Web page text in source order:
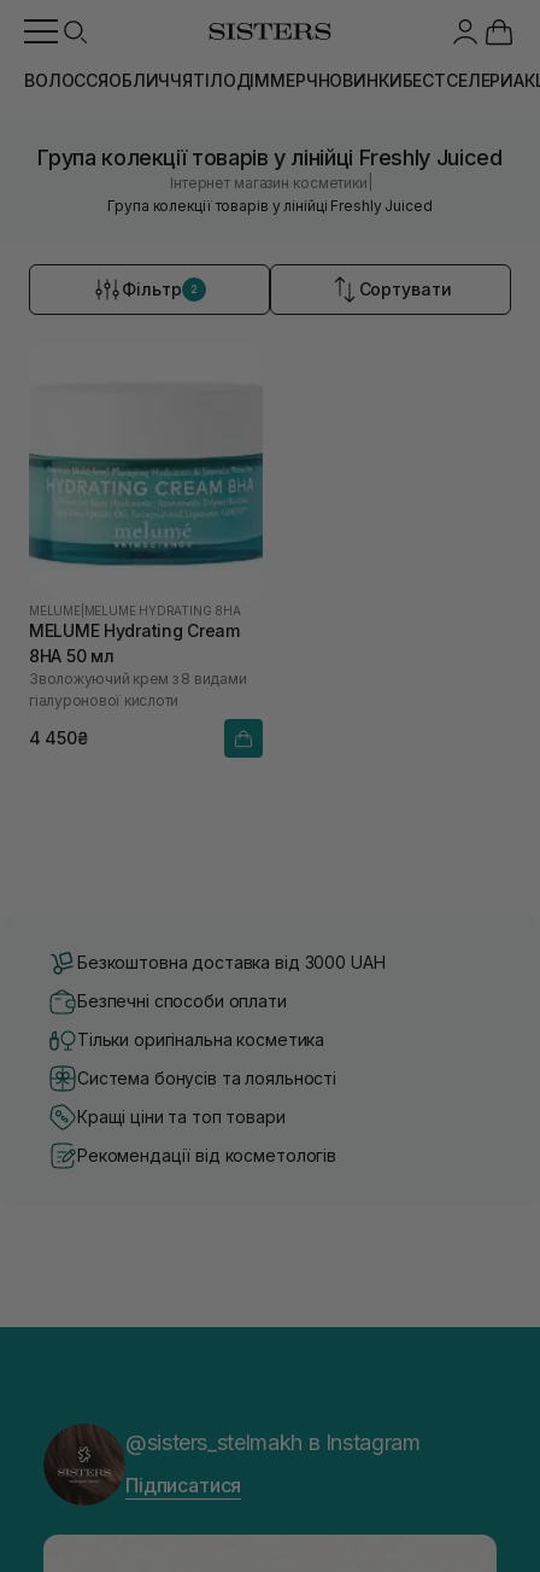
ВОЛОССЯОБЛИЧЧЯТІЛОДІММЕРЧНОВИНКИБЕСТСЕЛЕРИ
Група колекції товарів у лінійці Freshly Juiced
Інтернет магазин косметики
Група колекції товарів у лінійці Freshly Juiced
Фільтр 2 Сортувати
MELUME MELUME HYDRATING 8HA
MELUME Hydrating Cream
8HA 50 мл
Зволожуючий крем з 8 видами
гіалуронової кислоти
4 450₴
Безкоштовна доставка від 3000 UAH
Безпечні способи оплати
Тільки оригінальна косметика
Система бонусів та лояльності
Кращі ціни та топ товари
Рекомендації від косметологів
@sisters_stelmakh в Instagram
Підписатися